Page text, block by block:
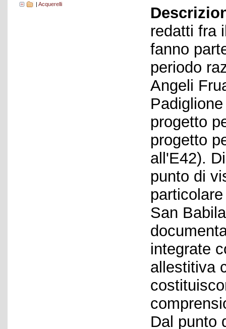
| Acquerelli
redatti fra
fanno
periodo
Angeli
progetto
progetto
all'E42).
punto di
San
integrate
allestitiva
Dal punto